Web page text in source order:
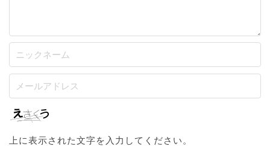
上に表示された文字を入力してください。